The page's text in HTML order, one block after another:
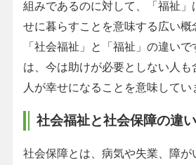
組みであるのに対して、「福祉」
せに暮らすことを意味する広い概
「社会福祉」と「福祉」の違い
は、今は助けが必要としない人
人が幸せになることを意味してい
社会福祉と社会保障の違い
社会保障とは、病気や失業、障が